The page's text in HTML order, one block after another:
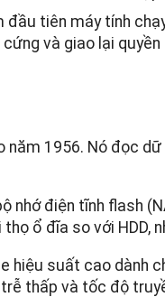
tiên máy tính
và giao lại
năm 1956. Nó đọc
nhớ điện tĩnh flash
ổ đĩa so với HDD,
hiệu suất cao dành
thấp và tốc độ